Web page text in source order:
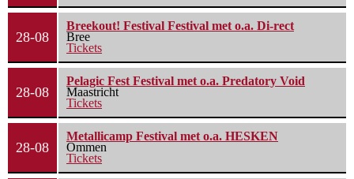
28-08
Breekout! Festival Festival met o.a. Di-rect
Bree
Tickets
28-08
Pelagic Fest Festival met o.a. Predatory Void
Maastricht
Tickets
28-08
Metallicamp Festival met o.a. HESKEN
Ommen
Tickets